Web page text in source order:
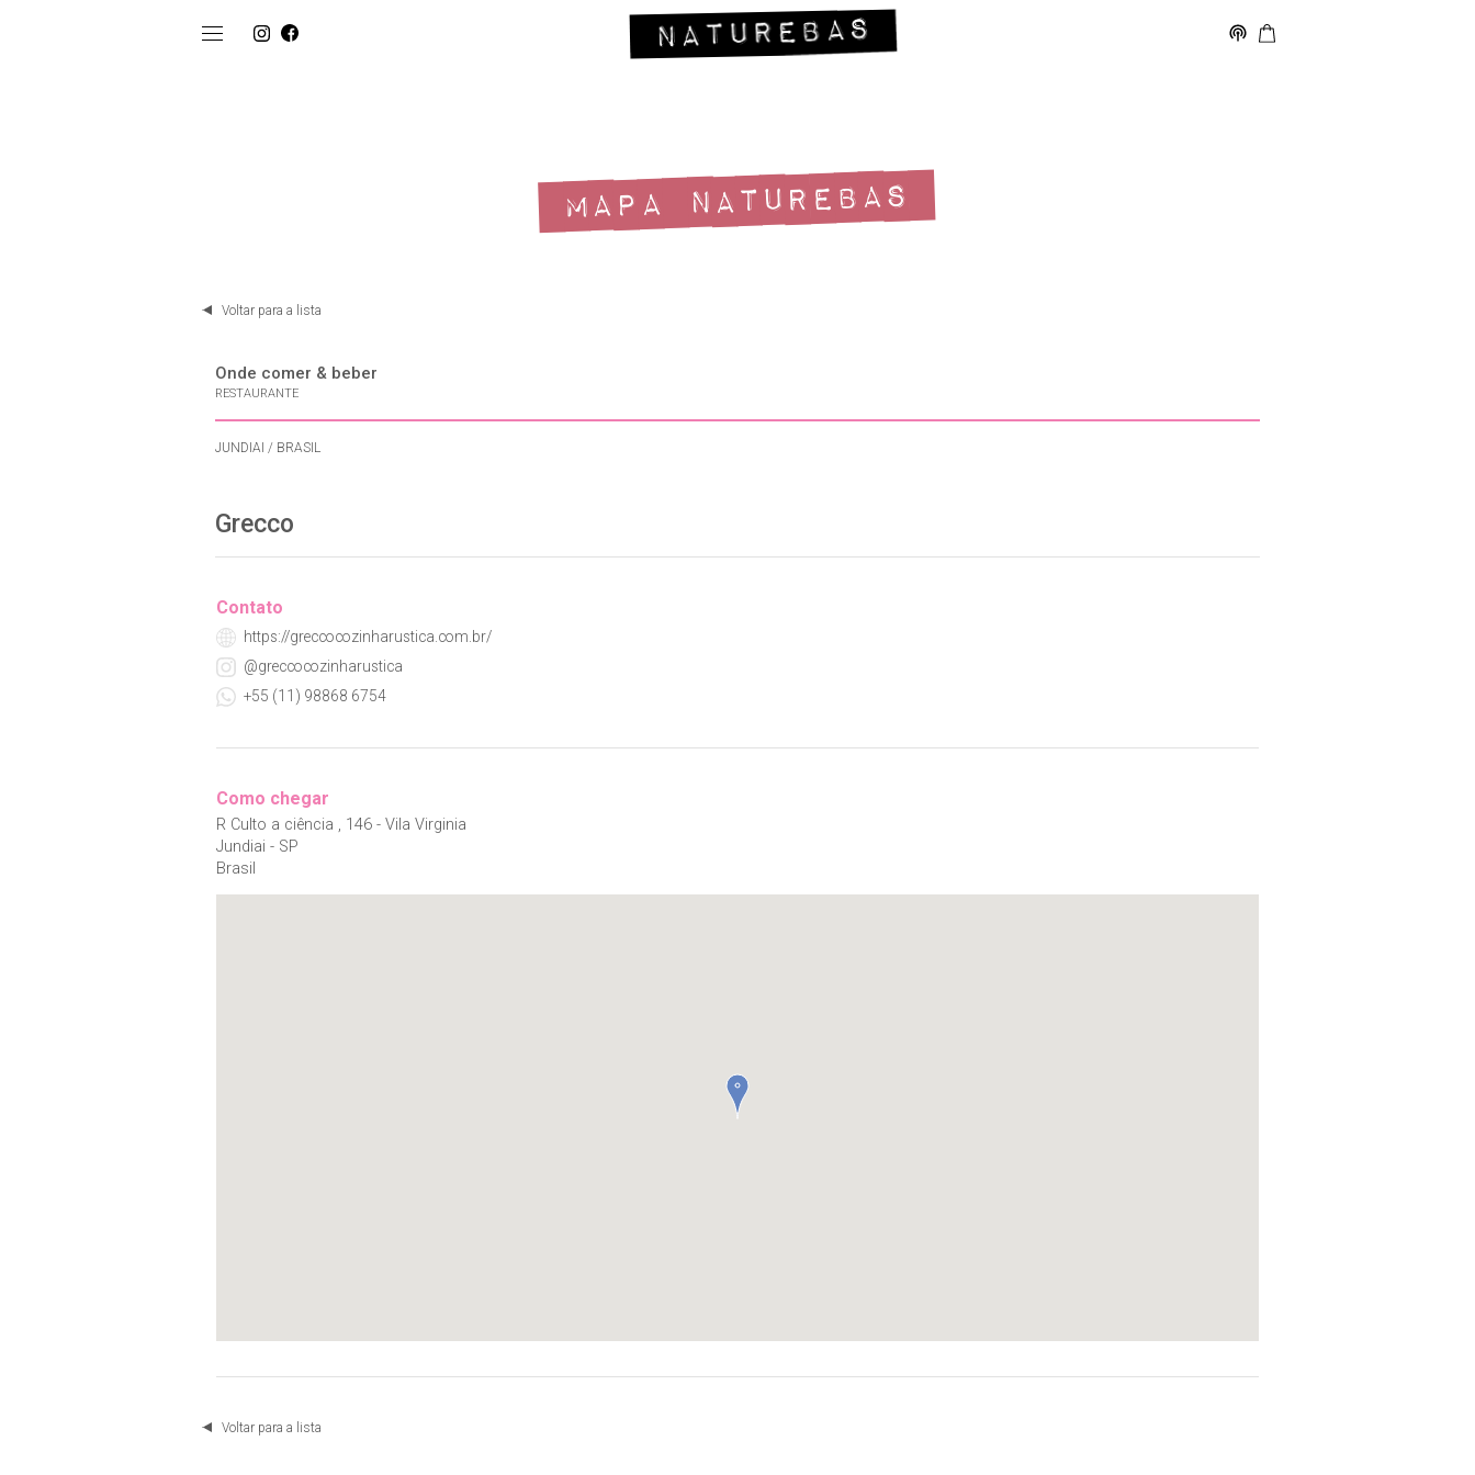
MAPA NATUREBAS
Voltar para a lista
Onde comer & beber
RESTAURANTE
JUNDIAI / BRASIL
Grecco
Contato
https://greccocozinharustica.com.br/
@greccocozinharustica
+55 (11) 98868 6754
Como chegar
R Culto a ciência , 146 - Vila Virginia
Jundiai - SP
Brasil
Voltar para a lista